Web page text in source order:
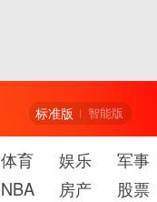
标准版 智能版
体育 娱乐 军事
NBA 房产 股票